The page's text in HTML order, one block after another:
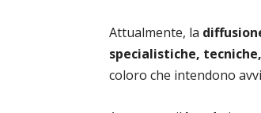
Attualmente, la
specialistiche,
coloro che intendono